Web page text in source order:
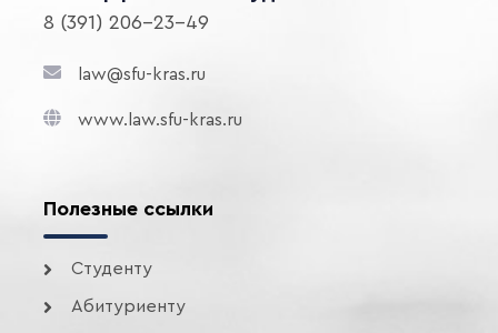
8 (391) 206-23-49
law@sfu-kras.ru
www.law.sfu-kras.ru
Полезные ссылки
Студенту
Абитуриенту